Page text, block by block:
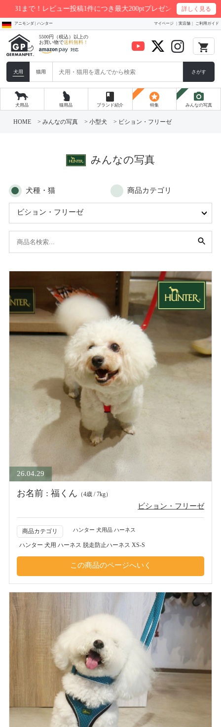
1件につき最大200ptプレゼント 詳しく見る
アニモンダ | ハンター マイページ 実店舗 ご利用ガイド
5500円（税込）以上の
お買い物で送料無料！ local_grocery_store
犬用 猫用 さがす
犬用品 猫用品
book
ブランド紹介
stars
特集
photo_camera
みんなの写真
HOME > みんなの写真 > 小型犬 > ビション・フリーゼ
みんなの写真
犬種・猫 商品カテゴリ
ビション・フリーゼ
26.04.29
お名前 : 福くん （4歳 / 7kg）
ビション・フリーゼ
商品カテゴリ ハンター 犬用品 ハーネス
ハンター 犬用 ハーネス 脱走防止ハーネス XS-S